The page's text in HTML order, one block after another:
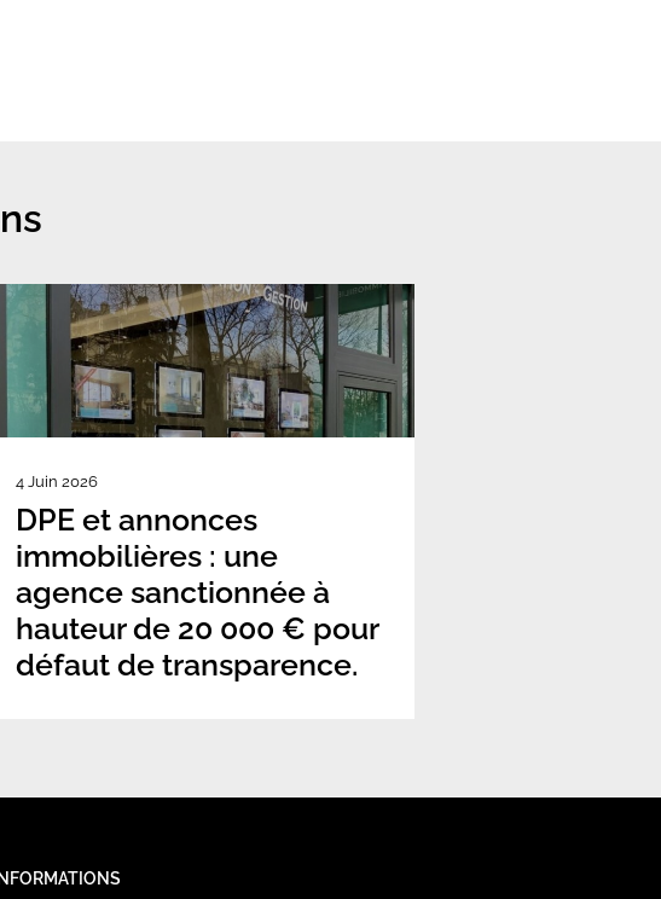
4 Juin 2026
DPE et annonces
immobilières : une
agence sanctionnée à
hauteur de 20 000 € pour
défaut de transparence.
INFORMATIONS